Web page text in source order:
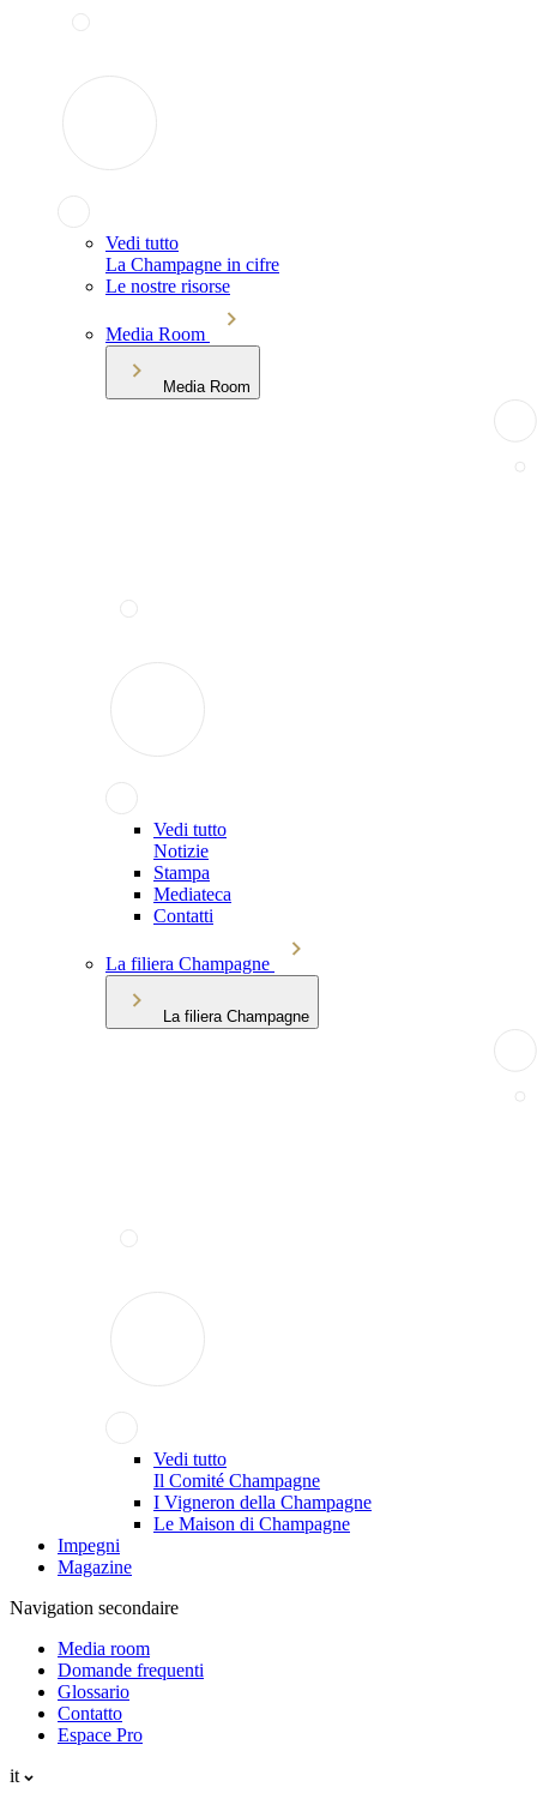
Vedi tutto
La Champagne in cifre
Le nostre risorse
Media Room
Media Room
Vedi tutto
Notizie
Stampa
Mediateca
Contatti
La filiera Champagne
La filiera Champagne
Vedi tutto
Il Comité Champagne
I Vigneron della Champagne
Le Maison di Champagne
Impegni
Magazine
Navigation secondaire
Media room
Domande frequenti
Glossario
Contatto
Espace Pro
it